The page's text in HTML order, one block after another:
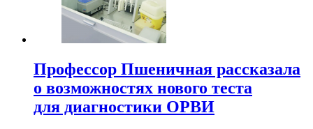
Профессор Пшеничная рассказала
о возможностях нового теста
для диагностики ОРВИ